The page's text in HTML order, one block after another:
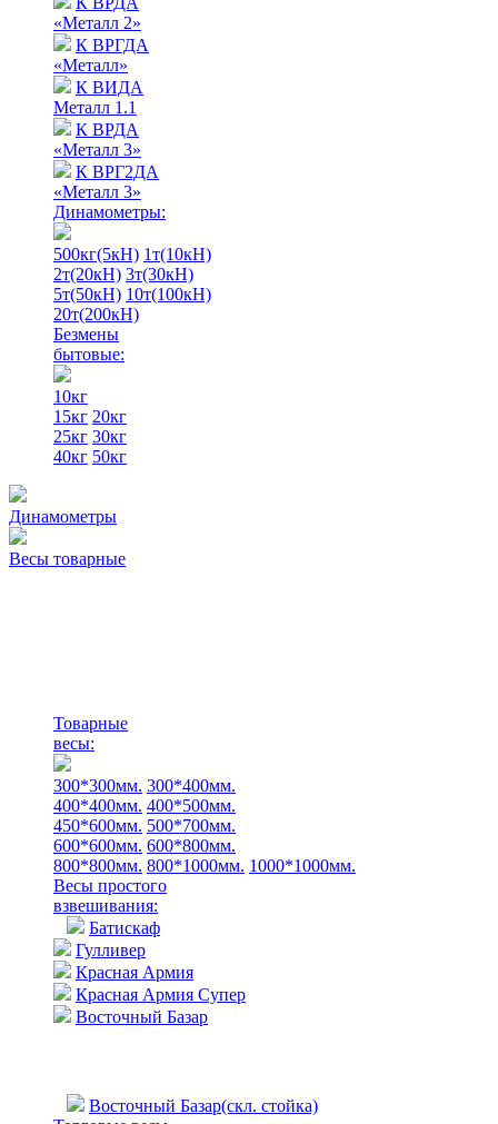
«Металл 2»
К ВРГДА
«Металл»
К ВИДА
Металл 1.1
К ВРДА
«Металл 3»
К ВРГ2ДА
«Металл 3»
Динамометры:
500кг(5кН) 1т(10кН)
2т(20кН) 3т(30кН)
5т(50кН) 10т(100кН)
20т(200кН)
Безмены
бытовые:
10кг
15кг 20кг
25кг 30кг
40кг 50кг
Динамометры
Весы товарные
Товарные
весы:
300*300мм. 300*400мм.
400*400мм. 400*500мм.
450*600мм. 500*700мм.
600*600мм. 600*800мм.
800*800мм. 800*1000мм. 1000*1000мм.
Весы простого
взвешивания:
Батискаф
Гулливер
Красная Армия
Красная Армия Супер
Восточный Базар
Восточный Базар(скл. стойка)